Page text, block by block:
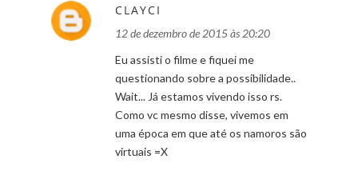
CLAYCI
12 de dezembro de 2015 às 20:20
Eu assisti o filme e fiquei me
questionando sobre a possibilidade..
Wait... Já estamos vivendo isso rs.
Como vc mesmo disse, vivemos em
uma época em que até os namoros são
virtuais =X